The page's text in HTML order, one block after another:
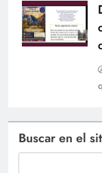
Buscar en el